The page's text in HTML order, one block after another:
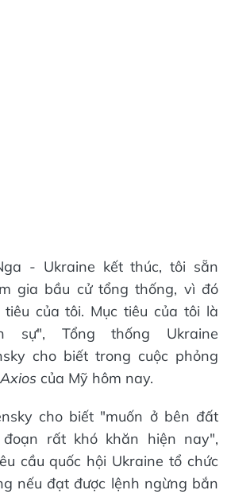
- Ukraine kết thúc, tôi sẵn
gia bầu cử tổng thống, vì đó
của tôi. Mục tiêu của tôi là
sự", Tổng thống Ukraine
cho biết trong cuộc phỏng
Axios của Mỹ hôm nay.
cho biết "muốn ở bên đất
rất khó khăn hiện nay",
cầu quốc hội Ukraine tổ chức
nếu đạt được lệnh ngừng bắn